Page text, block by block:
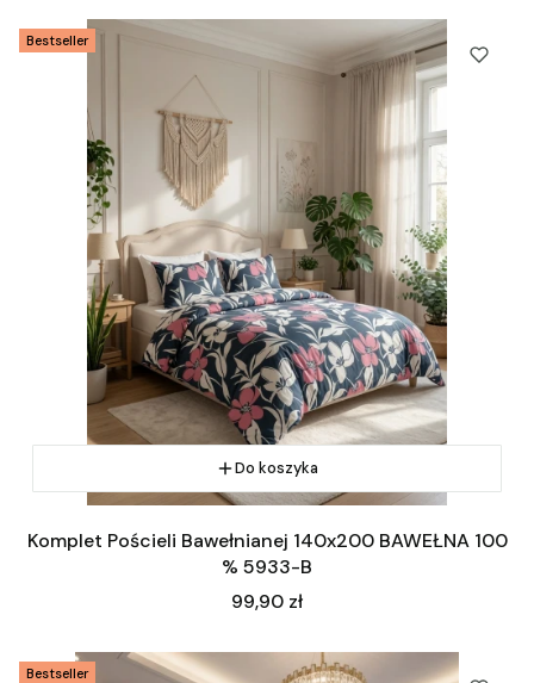
Bestseller
Do koszyka
Komplet Pościeli Bawełnianej 140x200 BAWEŁNA 100
% 5933-B
Cena
99,90 zł
Bestseller